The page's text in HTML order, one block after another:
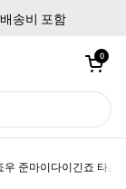
송비 포함
카트 열기
0
우 준마이다이긴죠 타츠